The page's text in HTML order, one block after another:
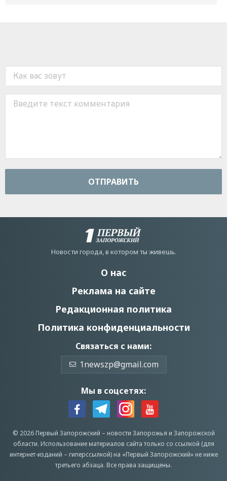
ОТПРАВИТЬ
Новости города, в котором ты живешь.
О нас
Реклама на сайте
Редакционная политика
Политика конфиденциальности
Связаться с нами:
1newszp@gmail.com
Мы в соцсетях:
© 2026 Первый Запорожский – новости Запорожья и Запорожской
области. Использование материалов сайта только со ссылкой (для
интернет-изданий – гиперссылкой) на «Первый Запорожский» не ниже
третьего абзаца. Все права защищены.